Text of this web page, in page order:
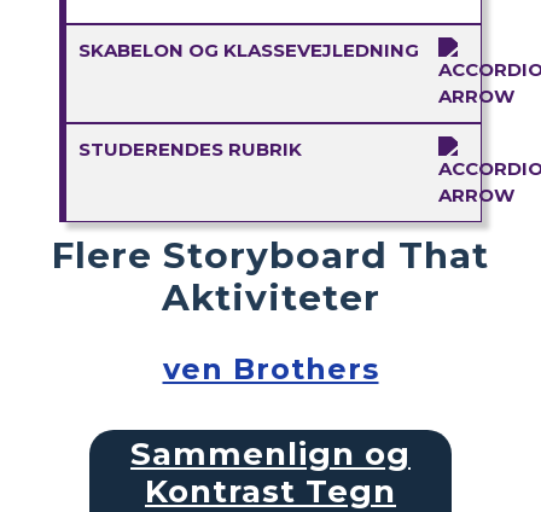
SKABELON OG KLASSEVEJLEDNING
STUDERENDES RUBRIK
Flere Storyboard That
Aktiviteter
ven Brothers
Sammenlign og
Kontrast Tegn